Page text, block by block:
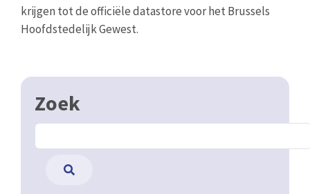
krijgen tot de officiële datastore voor het Brussels
Hoofdstedelijk Gewest.
Zoek